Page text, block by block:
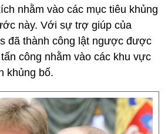
nhằm vào các mục tiêu khủng
này. Với sự trợ giúp của
đã thành công lật ngược được
công nhằm vào các khu vực
khủng bố.